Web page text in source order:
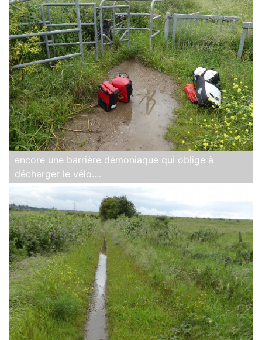
encore une barrière démoniaque qui oblige à
décharger le vélo....